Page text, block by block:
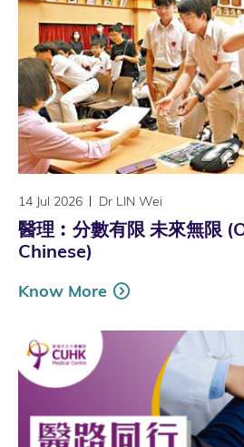
14 Jul 2026 Dr LIN Wei
醫理︰分數有限 未來無限
Chinese)
Know More